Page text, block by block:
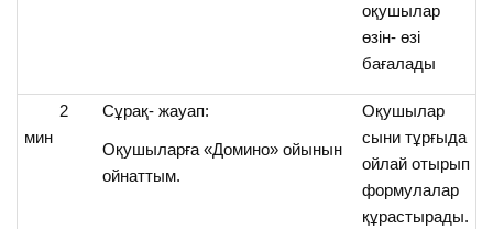
оқушылар
өзін- өзі
бағалады
2
мин
Сұрақ- жауап:
Оқушыларға «Домино» ойынын
ойнаттым.
Оқушылар
сыни тұрғыда
ойлай отырып
формулалар
құрастырады.